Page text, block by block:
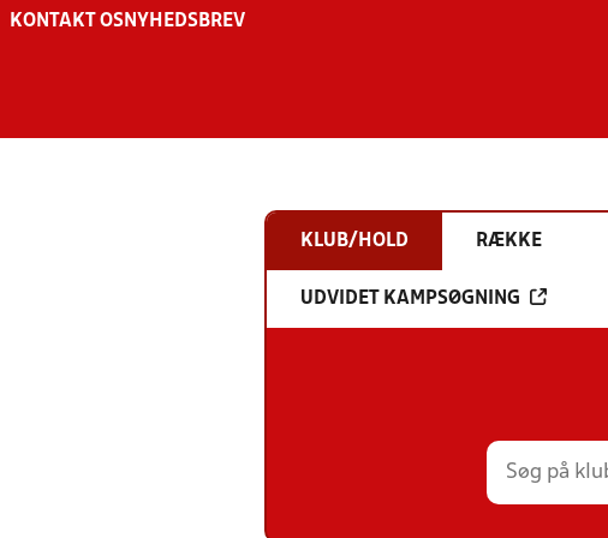
KONTAKT OS NYHEDSBREV
KLUB/HOLD RÆKKE
UDVIDET KAMPSØGNING